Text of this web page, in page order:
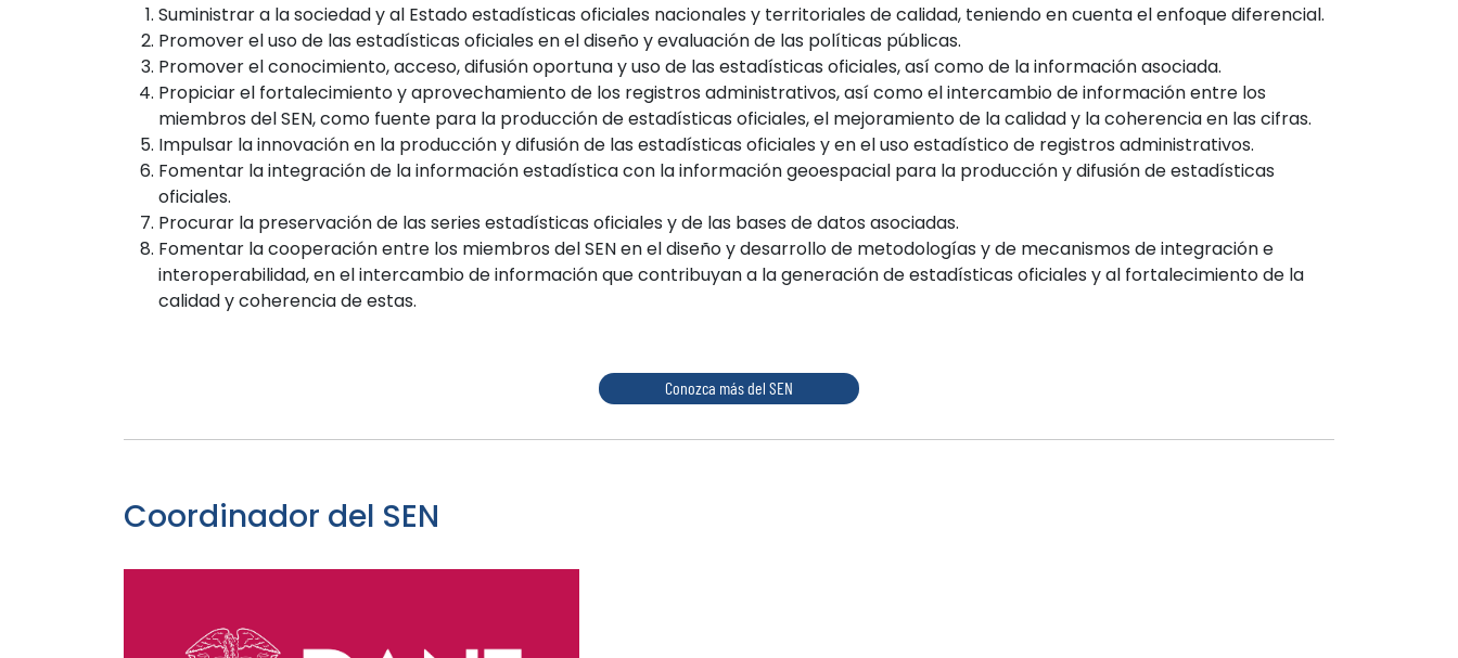
Suministrar a la sociedad y al Estado estadísticas oficiales nacionales y territoriales de calidad, teniendo en cuenta el enfoque diferencial.
Promover el uso de las estadísticas oficiales en el diseño y evaluación de las políticas públicas.
Promover el conocimiento, acceso, difusión oportuna y uso de las estadísticas oficiales, así como de la información asociada.
Propiciar el fortalecimiento y aprovechamiento de los registros administrativos, así como el intercambio de información entre los
miembros del SEN, como fuente para la producción de estadísticas oficiales, el mejoramiento de la calidad y la coherencia en las cifras.
Impulsar la innovación en la producción y difusión de las estadísticas oficiales y en el uso estadístico de registros administrativos.
Fomentar la integración de la información estadística con la información geoespacial para la producción y difusión de estadísticas
oficiales.
Procurar la preservación de las series estadísticas oficiales y de las bases de datos asociadas.
Fomentar la cooperación entre los miembros del SEN en el diseño y desarrollo de metodologías y de mecanismos de integración e
interoperabilidad, en el intercambio de información que contribuyan a la generación de estadísticas oficiales y al fortalecimiento de la
calidad y coherencia de estas.
Conozca más del SEN
Coordinador del SEN